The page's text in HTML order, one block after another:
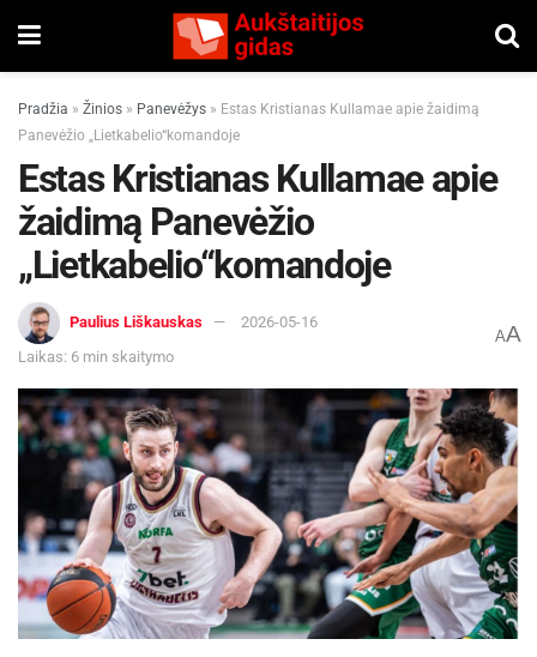
Pradžia » Žinios » Panevėžys » Estas Kristianas Kullamae apie žaidimą
Panevėžio „Lietkabelio“komandoje
Estas Kristianas Kullamae apie
žaidimą Panevėžio
„Lietkabelio“komandoje
Paulius Liškauskas
2026-05-16
Laikas: 6 min skaitymo
AA